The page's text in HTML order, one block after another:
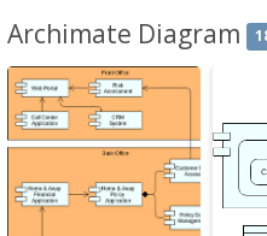
Archimate Diagram